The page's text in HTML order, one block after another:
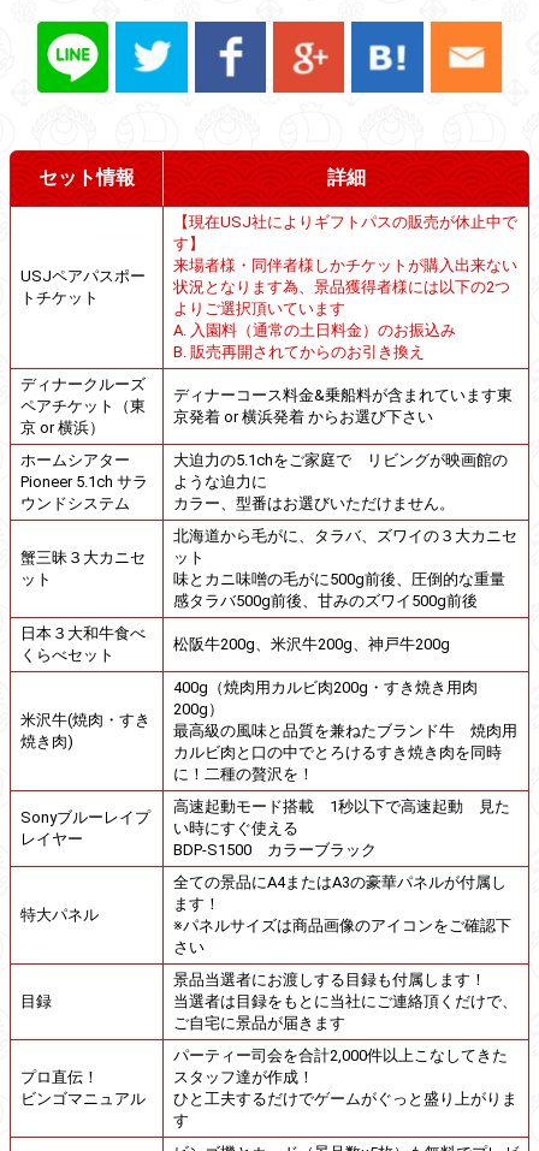
セット情報 詳細
USJペアパスポー
トチケット
【現在USJ社によりギフトパスの販売が休止中で
す】
来場者様・同伴者様しかチケットが購入出来ない
状況となります為、景品獲得者様には以下の2つ
よりご選択頂いています
A. 入園料（通常の土日料金）のお振込み
B. 販売再開されてからのお引き換え
ディナークルーズ
ペアチケット（東
京 or 横浜）
ディナーコース料金&乗船料が含まれています東
京発着 or 横浜発着 からお選び下さい
ホームシアター
Pioneer 5.1ch サラ
ウンドシステム
大迫力の5.1chをご家庭で リビングが映画館の
ような迫力に
カラー、型番はお選びいただけません。
蟹三昧３大カニセ
ット
北海道から毛がに、タラバ、ズワイの３大カニセ
ット
味とカニ味噌の毛がに500g前後、圧倒的な重量
感タラバ500g前後、甘みのズワイ500g前後
日本３大和牛食べ
くらべセット
松阪牛200g、米沢牛200g、神戸牛200g
米沢牛(焼肉・すき
焼き肉)
400g（焼肉用カルビ肉200g・すき焼き用肉
200g）
最高級の風味と品質を兼ねたブランド牛 焼肉用
カルビ肉と口の中でとろけるすき焼き肉を同時
に！二種の贅沢を！
Sonyブルーレイプ
レイヤー
高速起動モード搭載 1秒以下で高速起動 見た
い時にすぐ使える
BDP-S1500 カラーブラック
特大パネル
全ての景品にA4またはA3の豪華パネルが付属し
ます！
※パネルサイズは商品画像のアイコンをご確認下
さい
目録
景品当選者にお渡しする目録も付属します！
当選者は目録をもとに当社にご連絡頂くだけで、
ご自宅に景品が届きます
プロ直伝！
ビンゴマニュアル
パーティー司会を合計2,000件以上こなしてきた
スタッフ達が作成！
ひと工夫するだけでゲームがぐっと盛り上がりま
す